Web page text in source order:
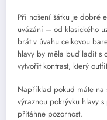
Při nošení šátku je dobré
uvázání – od klasického
brát v úvahu celkovou
hlavy by měla buď ladit s
vytvořit kontrast, který
Například pokud máte na
výraznou pokrývku hlavy
přitáhne pozornost.